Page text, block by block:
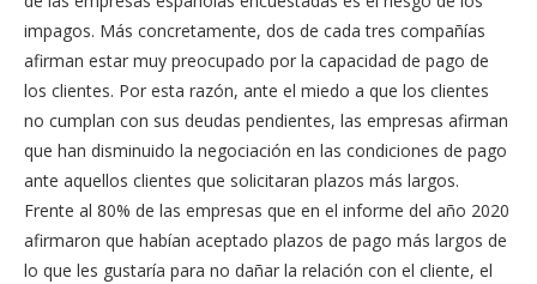
impagos. Más concretamente, dos de cada tres compañías
afirman estar muy preocupado por la capacidad de pago de
los clientes. Por esta razón, ante el miedo a que los clientes
no cumplan con sus deudas pendientes, las empresas afirman
que han disminuido la negociación en las condiciones de pago
ante aquellos clientes que solicitaran plazos más largos.
Frente al 80% de las empresas que en el informe del año 2020
afirmaron que habían aceptado plazos de pago más largos de
lo que les gustaría para no dañar la relación con el cliente, el